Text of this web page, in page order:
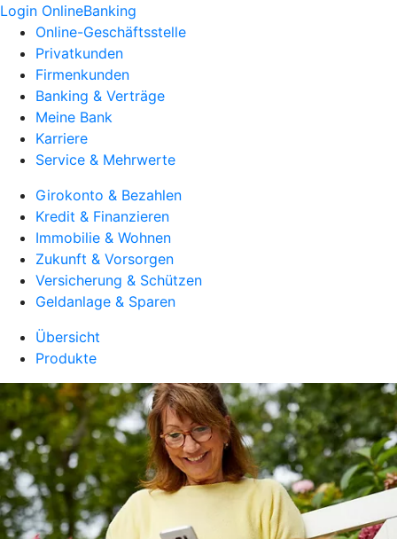
Login OnlineBanking
Online-Geschäftsstelle
Privatkunden
Firmenkunden
Banking & Verträge
Meine Bank
Karriere
Service & Mehrwerte
Girokonto & Bezahlen
Kredit & Finanzieren
Immobilie & Wohnen
Zukunft & Vorsorgen
Versicherung & Schützen
Geldanlage & Sparen
Übersicht
Produkte